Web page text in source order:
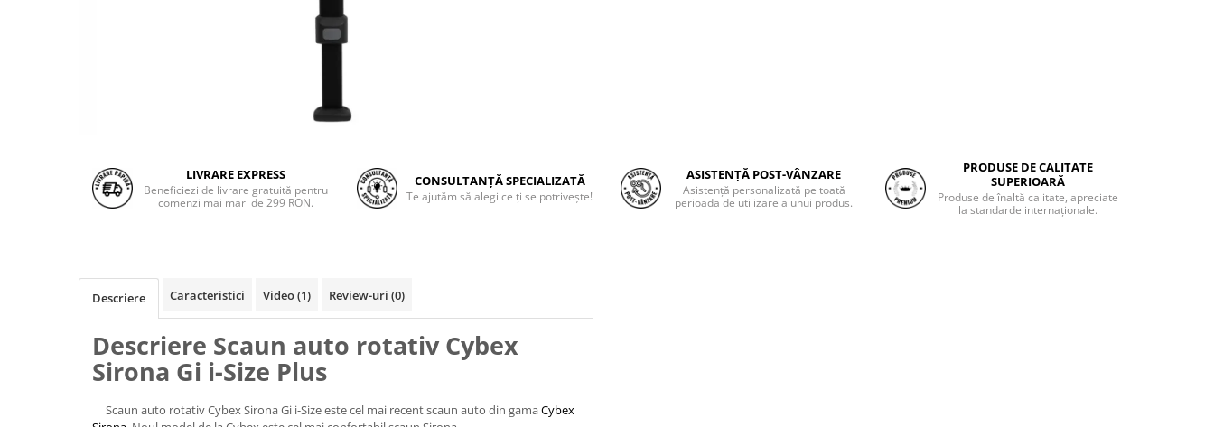
LIVRARE EXPRESS
Beneficiezi de livrare gratuită pentru
comenzi mai mari de 299 RON.
CONSULTANȚĂ SPECIALIZATĂ
Te ajutăm să alegi ce ți se potrivește!
ASISTENȚĂ POST-VÂNZARE
Asistență personalizată pe toată
perioada de utilizare a unui produs.
PRODUSE DE CALITATE
SUPERIOARĂ
Produse de înaltă calitate, apreciate
la standarde internaționale.
Descriere Caracteristici Video(1) Review-uri (0)
Descriere Scaun auto rotativ Cybex
Sirona Gi i-Size Plus
Scaun auto rotativ Cybex Sirona Gi i-Size este cel mai recent scaun auto din gamaCybex